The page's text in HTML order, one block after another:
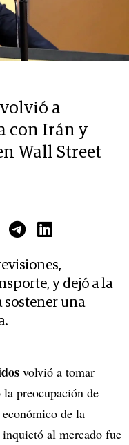
a
con Irán y
Wall Street
y dejó a la
sostener una
volvió a tomar
preocupación de
de la
al mercado fue